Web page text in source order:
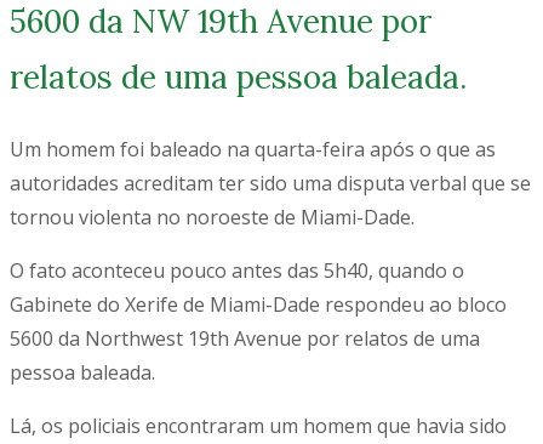
5600 da NW 19th Avenue por
relatos de uma pessoa baleada.
Um homem foi baleado na quarta-feira após o que as
autoridades acreditam ter sido uma disputa verbal que se
tornou violenta no noroeste de Miami-Dade.
O fato aconteceu pouco antes das 5h40, quando o
Gabinete do Xerife de Miami-Dade respondeu ao bloco
5600 da Northwest 19th Avenue por relatos de uma
pessoa baleada.
Lá, os policiais encontraram um homem que havia sido